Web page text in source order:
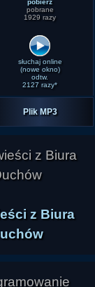
pobierz
pobrane
1929 razy
słuchaj online
(nowe okno)
odtw.
2127 razy*
Plik MP3
z Biura